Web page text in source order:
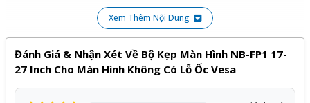
Xem Thêm Nội Dung
Đánh Giá & Nhận Xét Về Bộ Kẹp Màn Hình NB-FP1 17-
27 Inch Cho Màn Hình Không Có Lỗ Ốc Vesa